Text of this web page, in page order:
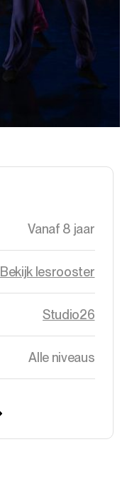
Vanaf 8 jaar
Bekijk lesrooster
Studio26
Alle niveaus